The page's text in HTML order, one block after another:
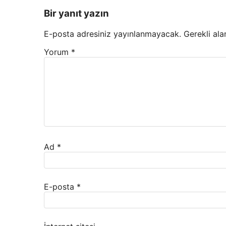
Bir yanıt yazın
E-posta adresiniz yayınlanmayacak. Gerekli
Yorum *
Ad *
E-posta *